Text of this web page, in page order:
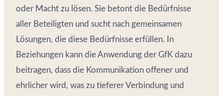
oder Macht zu lösen. Sie betont die Bedürfnisse
aller Beteiligten und sucht nach gemeinsamen
Lösungen, die diese Bedürfnisse erfüllen. In
Beziehungen kann die Anwendung der GfK dazu
beitragen, dass die Kommunikation offener und
ehrlicher wird, was zu tieferer Verbindung und